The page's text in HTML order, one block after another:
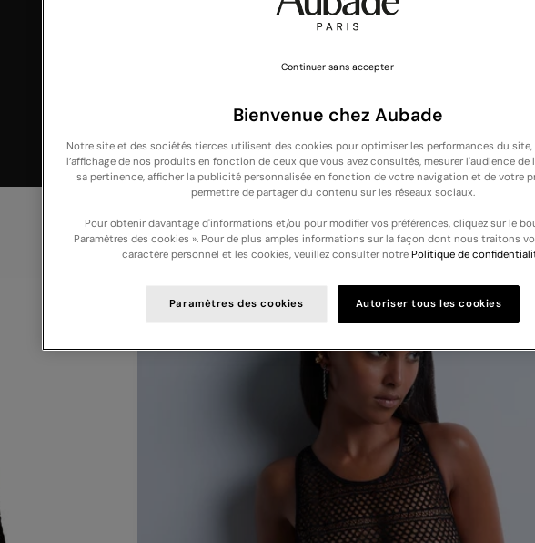
NOUVELLE COLLECTION : Découvrez nos nouveautés lingerie et nuit -
Votre panier est vide
Bienvenue chez Aubade
Notre site et des sociétés tierces utilisent des cookies pour optimiser les performances du site,
l’affichage de nos produits en fonction de ceux que vous avez consultés, mesurer l'audience
sa pertinence, afficher la publicité personnalisée en fonction de votre navigation et de votre
permettre de partager du contenu sur les réseaux sociaux.
Pour obtenir davantage d'informations et/ou pour modifier vos préférences, cliquez sur le
Paramètres des cookies ». Pour de plus amples informations sur la façon dont nous traitons
caractère personnel et les cookies, veuillez consulter notre Politique de
Paramètres des cookies Autoriser tous les cookies
Continuer sans accepter